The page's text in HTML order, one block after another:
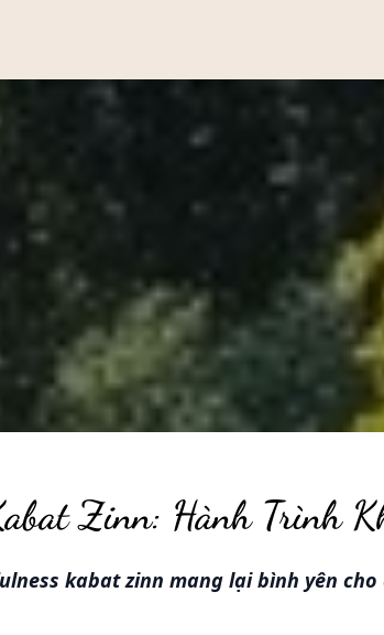
Zinn: Hành Trình
kabat zinn mang lại bình yên